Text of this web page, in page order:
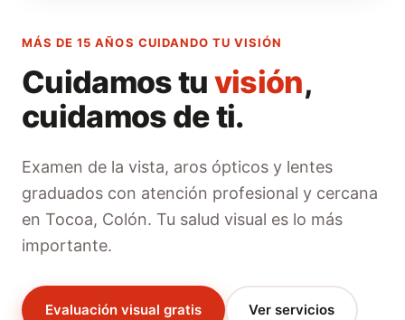
MÁS DE 15 AÑOS CUIDANDO TU VISIÓN
Cuidamos tuvisión,
cuidamos de ti.
Examen de la vista, aros ópticos y lentes
graduados con atención profesional y cercana
en Tocoa, Colón. Tu salud visual es lo más
importante.
Evaluación visual gratis Ver servicios